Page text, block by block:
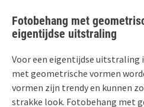
Fotobehang met
eigentijdse uitstraling
Voor een eigentijdse uitstraling
met geometrische vormen
vormen zijn trendy en kunnen
strakke look. Fotobehang met